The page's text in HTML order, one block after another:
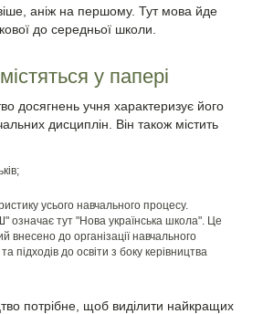
аніж на першому. Тут мова йде
до середньої школи.
у папері
досягнень учня характеризує його
дисциплін. Він також містить
усього навчального процесу.
означає тут "Нова українська школа". Це
внесено до організації навчального
підходів до освіти з боку керівництва
потрібне, щоб виділити найкращих